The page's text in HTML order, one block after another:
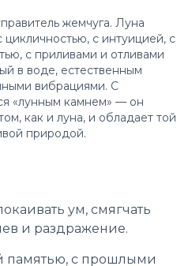
жемчуга. Луна
цикличностью, с интуицией, с
с приливами и отливами
в воде, естественным
вибрациями. С
«лунным камнем» — он
как и луна, и обладает той
природой.
ум, смягчать
и раздражение.
памятью, с прошлыми